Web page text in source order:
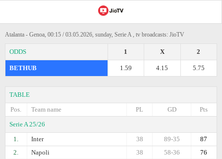
Atalanta - Genoa, 00:15 / 03.05.2026, sunday, Serie A , tv broadcasts: JioTV
ODDS 2
X
1
BETHUB 5.75
4.15
1.59
TABLE
Pos.
Team name Pts
GD
PL
Serie A 25/26
1.
Inter 87
89-35
38
2.
Napoli 76
58-36
38